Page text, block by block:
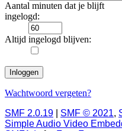
Aantal minuten dat je blijft
ingelogd:
Altijd ingelogd blijven:
Wachtwoord vergeten?
SMF 2.0.19
SMF © 2021,
Simple Audio Video